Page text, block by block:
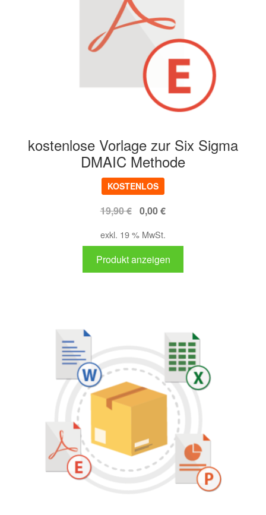
kostenlose Vorlage zur Six Sigma
DMAIC Methode
KOSTENLOS
19,90€ Ursprünglicher
war:
19,90 €
0,00€Aktueller
0,00 €.
exkl. 19 % MwSt.
Produkt anzeigen